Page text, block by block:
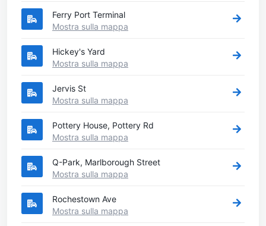
Ferry Port Terminal
Mostra sulla mappa
Hickey's Yard
Mostra sulla mappa
Jervis St
Mostra sulla mappa
Pottery House, Pottery Rd
Mostra sulla mappa
Q-Park, Marlborough Street
Mostra sulla mappa
Rochestown Ave
Mostra sulla mappa